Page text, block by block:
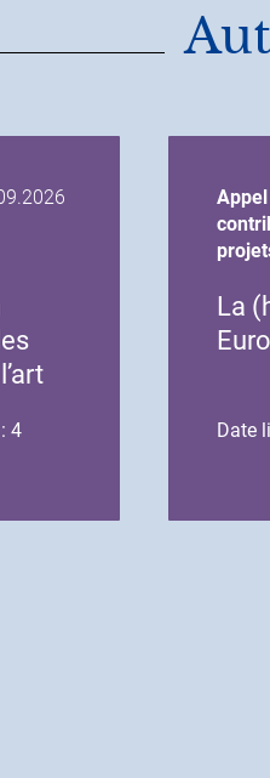
4
Appel
La
Date